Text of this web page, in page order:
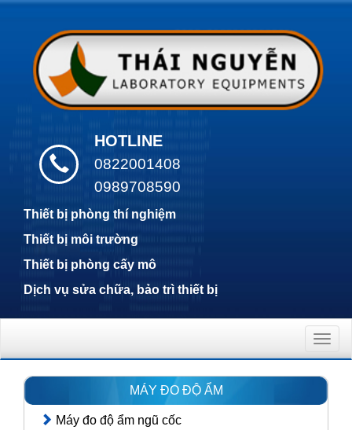
HOTLINE
0822001408
0989708590
Thiết bị phòng thí nghiệm
Thiết bị môi trường
Thiết bị phòng cấy mô
Dịch vụ sửa chữa, bảo trì thiết bị
MÁY ĐO ĐỘ ẨM
Máy đo độ ẩm ngũ cốc